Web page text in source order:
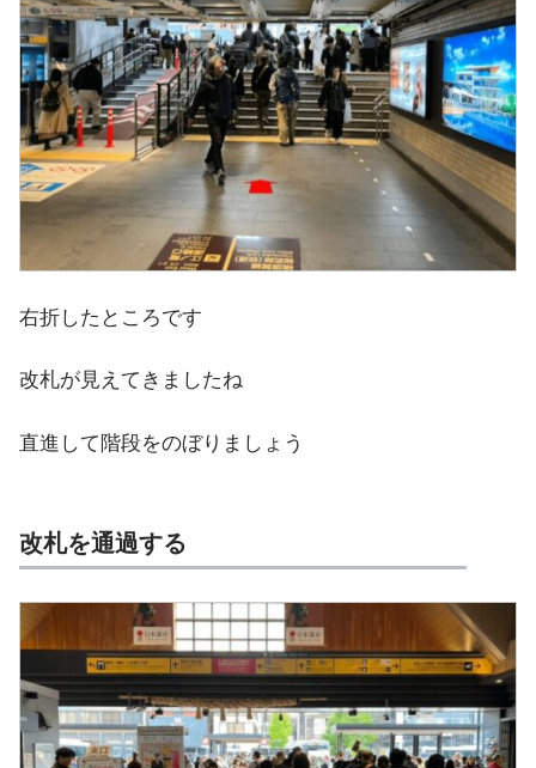
右折したところです
改札が見えてきましたね
直進して階段をのぼりましょう
改札を通過する